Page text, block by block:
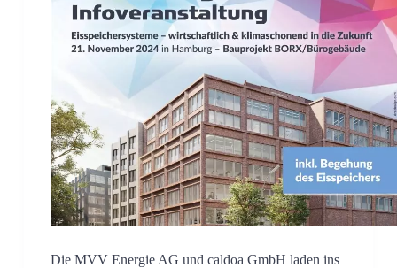
Die MVV Energie AG und caldoa GmbH laden ins